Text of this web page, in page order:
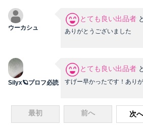
ウーカシュ
とても良い出品者
ありがとうございました
Silyx🪐プロフ必読
とても良い出品者
すげー早かったです！あり
最初 前へ 次へ